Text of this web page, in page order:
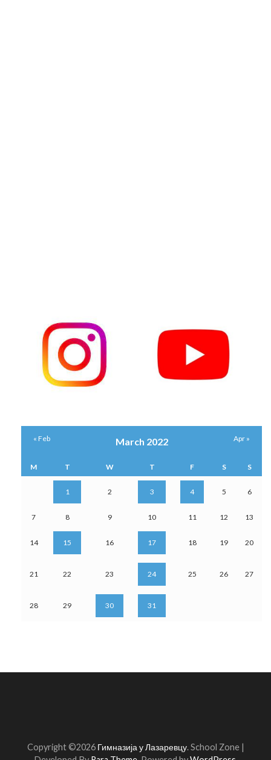
March 2022
M T W T F S S
1 2 3 4 5 6
7 8 9 10 11 12 13
14 15 16 17 18 19 20
21 22 23 24 25 26 27
28 29 30 31
« Feb Apr »
Copyright ©2026 Гимназија у Лазаревцу. School Zone |